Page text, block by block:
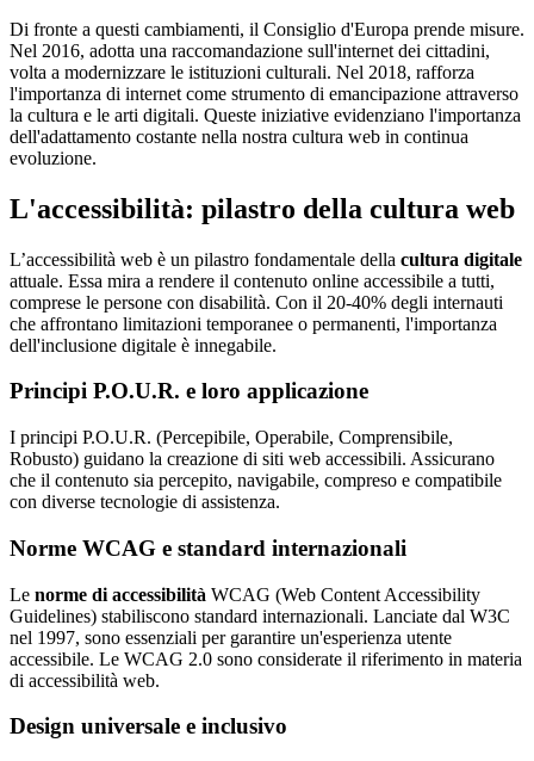
Di fronte a questi cambiamenti, il Consiglio d'Europa prende misure.
Nel 2016, adotta una raccomandazione sull'internet dei cittadini,
volta a modernizzare le istituzioni culturali. Nel 2018, rafforza
l'importanza di internet come strumento di emancipazione attraverso
la cultura e le arti digitali. Queste iniziative evidenziano l'importanza
dell'adattamento costante nella nostra cultura web in continua
evoluzione.
L'accessibilità: pilastro della cultura web
L’accessibilità web è un pilastro fondamentale della cultura digitale
attuale. Essa mira a rendere il contenuto online accessibile a tutti,
comprese le persone con disabilità. Con il 20-40% degli internauti
che affrontano limitazioni temporanee o permanenti, l'importanza
dell'inclusione digitale è innegabile.
Principi P.O.U.R. e loro applicazione
I principi P.O.U.R. (Percepibile, Operabile, Comprensibile,
Robusto) guidano la creazione di siti web accessibili. Assicurano
che il contenuto sia percepito, navigabile, compreso e compatibile
con diverse tecnologie di assistenza.
Norme WCAG e standard internazionali
Le norme di accessibilità WCAG (Web Content Accessibility
Guidelines) stabiliscono standard internazionali. Lanciate dal W3C
nel 1997, sono essenziali per garantire un'esperienza utente
accessibile. Le WCAG 2.0 sono considerate il riferimento in materia
di accessibilità web.
Design universale e inclusivo